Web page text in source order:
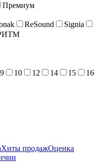
Премиум
ReSound
Signia
9 10 12 14 15
16
Хиты продажОценка